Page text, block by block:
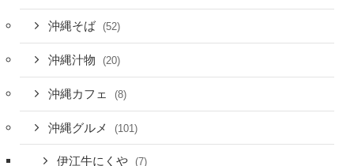
沖縄そば (52)
沖縄汁物 (20)
沖縄カフェ (8)
沖縄グルメ (101)
伊江牛にくや (7)